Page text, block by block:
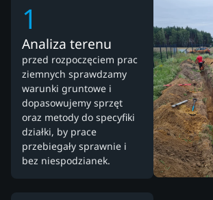
1
Analiza terenu
przed rozpoczęciem prac
ziemnych sprawdzamy
warunki gruntowe i
dopasowujemy sprzęt
oraz metody do specyfiki
działki, by prace
przebiegały sprawnie i
bez niespodzianek.